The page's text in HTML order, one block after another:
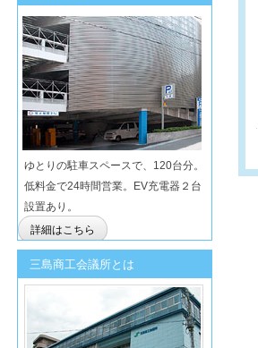
ゆとりの駐車スペースで、120台分。
低料金で24時間営業。EV充電器２台
設置あり。
詳細はこちら
三島商工会議所とは